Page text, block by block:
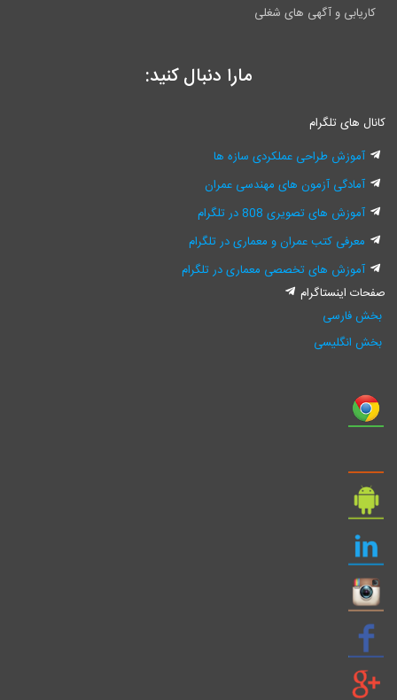
کاریابی و آگهی های شغلی
مارا دنبال کنید:
کانال های تلگرام
آموزش طراحی عملکردی سازه ها
آمادگی آزمون های مهندسی عمران
آموزش های تصویری 808 در تلگرام
معرفی کتب عمران و معماری در تلگرام
آموزش های تخصصی معماری در تلگرام
صفحات اینستاگرام
بخش فارسی
بخش انگلیسی